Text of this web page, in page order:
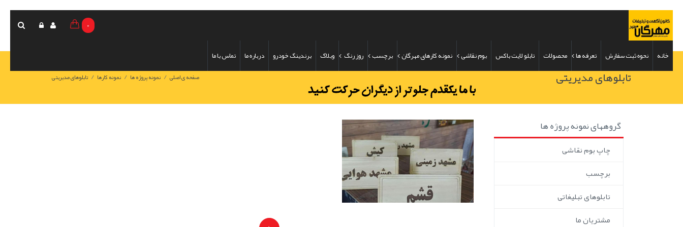
خانه نحوه ثبت سفارش تعرفه ها محصولات تابلو لایت باکس بوم نقاشی نمونه کارهای مهرگان برچسب روز رنگ وبلاگ برندینگ خودرو درباره ما تماس با ما
0
تابلوهای مدیریتی صفحه ی اصلی / نمونه پروژه ها / نمونه کارها /تابلوهای مدیریتی
گروههای نمونه پروژه ها
چاپ بوم نقاشی
برچسب
تابلوهای تبلیغاتی
مشتریان ما
ساخت تابلوهای مدیریتی
جزئیات بیشتر